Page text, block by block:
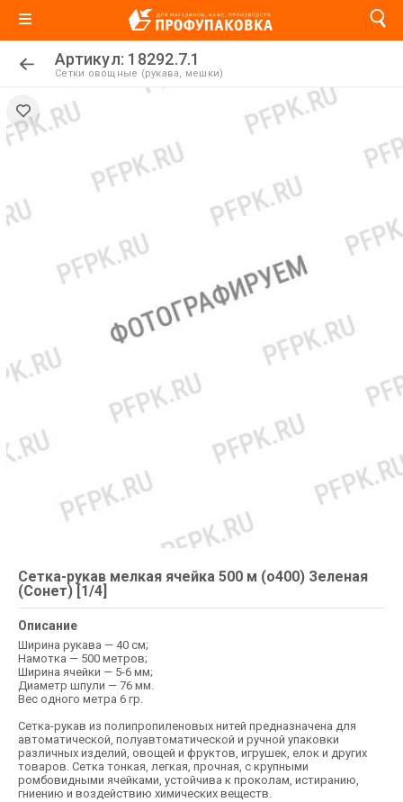
Артикул: 18292.7.1
Сетки овощные (рукава, мешки)
Сетка-рукав мелкая ячейка 500 м (о400) Зеленая
(Сонет) [1/4]
Описание
Ширина рукава — 40 см;
Намотка — 500 метров;
Ширина ячейки — 5-6 мм;
Диаметр шпули — 76 мм.
Вес одного метра 6 гр.
Сетка-рукав из полипропиленовых нитей предназначена для
автоматической, полуавтоматической и ручной упаковки
различных изделий, овощей и фруктов, игрушек, елок и других
товаров. Сетка тонкая, легкая, прочная, с крупными
ромбовидными ячейками, устойчива к проколам, истиранию,
гниению и воздействию химических веществ.